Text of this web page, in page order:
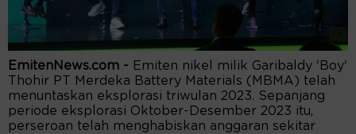
EmitenNews.com - Emiten nikel milik Garibaldy 'Boy'
Thohir PT Merdeka Battery Materials (MBMA) telah
menuntaskan eksplorasi triwulan 2023. Sepanjang
periode eksplorasi Oktober-Desember 2023 itu,
perseroan telah menghabiskan anggaran sekitar